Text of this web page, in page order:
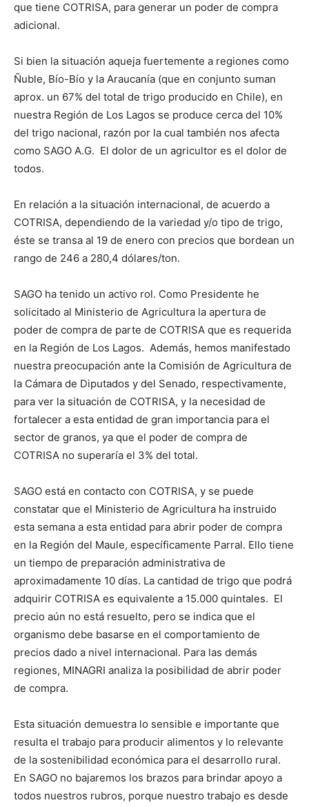
que tiene COTRISA, para generar un poder de compra
adicional.
Si bien la situación aqueja fuertemente a regiones como
Ñuble, Bío-Bío y la Araucanía (que en conjunto suman
aprox. un 67% del total de trigo producido en Chile), en
nuestra Región de Los Lagos se produce cerca del 10%
del trigo nacional, razón por la cual también nos afecta
como SAGO A.G. El dolor de un agricultor es el dolor de
todos.
En relación a la situación internacional, de acuerdo a
COTRISA, dependiendo de la variedad y/o tipo de trigo,
éste se transa al 19 de enero con precios que bordean un
rango de 246 a 280,4 dólares/ton.
SAGO ha tenido un activo rol. Como Presidente he
solicitado al Ministerio de Agricultura la apertura de
poder de compra de parte de COTRISA que es requerida
en la Región de Los Lagos. Además, hemos manifestado
nuestra preocupación ante la Comisión de Agricultura de
la Cámara de Diputados y del Senado, respectivamente,
para ver la situación de COTRISA, y la necesidad de
fortalecer a esta entidad de gran importancia para el
sector de granos, ya que el poder de compra de
COTRISA no superaría el 3% del total.
SAGO está en contacto con COTRISA, y se puede
constatar que el Ministerio de Agricultura ha instruido
esta semana a esta entidad para abrir poder de compra
en la Región del Maule, específicamente Parral. Ello tiene
un tiempo de preparación administrativa de
aproximadamente 10 días. La cantidad de trigo que podrá
adquirir COTRISA es equivalente a 15.000 quintales. El
precio aún no está resuelto, pero se indica que el
organismo debe basarse en el comportamiento de
precios dado a nivel internacional. Para las demás
regiones, MINAGRI analiza la posibilidad de abrir poder
de compra.
Esta situación demuestra lo sensible e importante que
resulta el trabajo para producir alimentos y lo relevante
de la sostenibilidad económica para el desarrollo rural.
En SAGO no bajaremos los brazos para brindar apoyo a
todos nuestros rubros, porque nuestro trabajo es desde